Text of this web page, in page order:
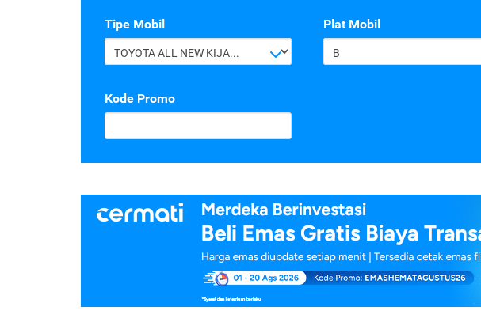
Tipe Mobil
TOYOTA ALL NEW KIJANG INNOVA G 2.4 A/T DIESEL
Plat Mobil
B
Kode Promo